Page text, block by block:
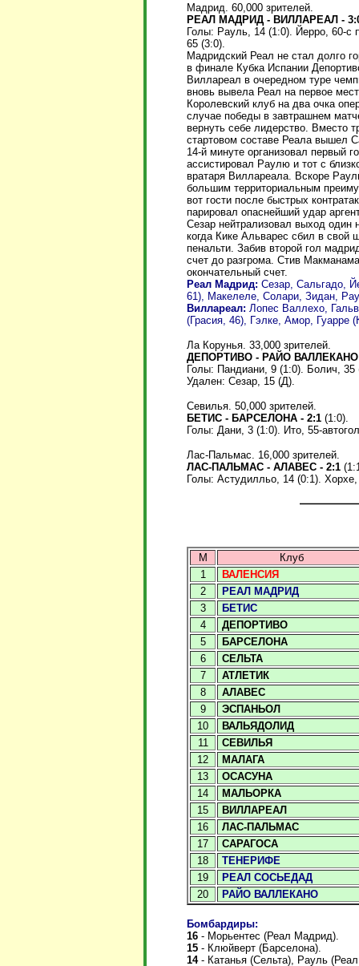
Мадрид. 60,000 зрителей.
РЕАЛ МАДРИД - ВИЛЛАРЕАЛ -
Голы: Рауль, 14 (1:0). Йерро, 60-с
65 (3:0).
Мадридский Реал не стал долго
в финале Кубка Испании
Виллареал в очередном туре
вновь вывела Реал на первое
Королевский клуб на два очка
случае победы в завтрашнем
вернуть себе лидерство. Вместо
стартовом составе Реала вышел
14-й минуте организовал первый
ассистировал Раулю и тот с
вратаря Виллареала. Вскоре
большим территориальным
вот гости после быстрых
парировал опаснейший удар
Сезар нейтрализовал выход один
когда Кике Альварес сбил в свой
пенальти. Забив второй гол
счет до разгрома. Стив
окончательный счет.
Реал Мадрид: Сезар, Сальгадо,
61), Макелеле, Солари, Зидан,
Виллареал: Лопес Валлехо,
(Грасия, 46), Гэлке, Амор, Гуарре
Ла Корунья. 33,000 зрителей.
ДЕПОРТИВО - РАЙО ВАЛЛЕКАНО
Голы: Пандиани, 9 (1:0). Болич, 35
Удален: Сезар, 15 (Д).
Севилья. 50,000 зрителей.
БЕТИС - БАРСЕЛОНА - 2:1 (1:0).
Голы: Дани, 3 (1:0). Ито, 55-
Лас-Пальмас. 16,000 зрителей.
ЛАС-ПАЛЬМАС - АЛАВЕС - 2:1
Голы: Астудилльо, 14 (0:1).
М
Клуб
1
ВАЛЕНСИЯ
2
РЕАЛ МАДРИД
3
БЕТИС
4
ДЕПОРТИВО
5
БАРСЕЛОНА
6
СЕЛЬТА
7
АТЛЕТИК
8
АЛАВЕС
9
ЭСПАНЬОЛ
10
ВАЛЬЯДОЛИД
11
СЕВИЛЬЯ
12
МАЛАГА
13
ОСАСУНА
14
МАЛЬОРКА
15
ВИЛЛАРЕАЛ
16
ЛАС-ПАЛЬМАС
17
САРАГОСА
18
ТЕНЕРИФЕ
19
РЕАЛ СОСЬЕДАД
20
РАЙО ВАЛЛЕКАНО
Бомбардиры:
16 - Морьентес (Реал Мадрид).
15 - Клюйверт (Барселона).
14 - Катанья (Сельта), Рауль